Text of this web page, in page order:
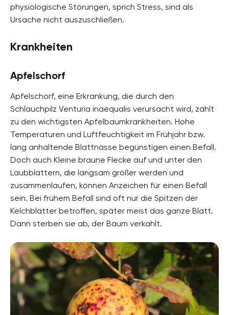
physiologische Störungen, sprich Stress, sind als
Ursache nicht auszuschließen.
Krankheiten
Apfelschorf
Apfelschorf, eine Erkrankung, die durch den
Schlauchpilz Venturia inaequalis verursacht wird, zählt
zu den wichtigsten Apfelbaumkrankheiten. Hohe
Temperaturen und Luftfeuchtigkeit im Frühjahr bzw.
lang anhaltende Blattnässe begünstigen einen Befall.
Doch auch Kleine braune Flecke auf und unter den
Laubblättern, die langsam größer werden und
zusammenlaufen, können Anzeichen für einen Befall
sein. Bei frühem Befall sind oft nur die Spitzen der
Kelchblätter betroffen, später meist das ganze Blatt.
Dann sterben sie ab, der Baum verkahlt.